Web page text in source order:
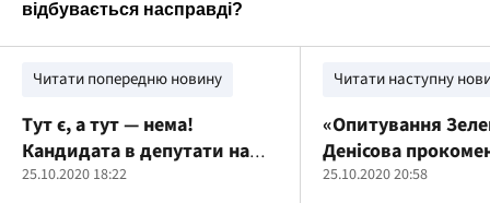
Читати попередню новину
Тут є, а тут — нема!
Кандидата в депутати на
Херсонщині “забули”
25.10.2020 18:22
Читати наступну
«Опитування
Денісова
залучення дітей
25.10.2020 20:58